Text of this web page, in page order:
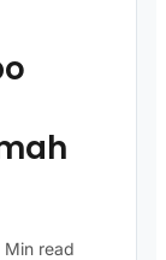
Min read